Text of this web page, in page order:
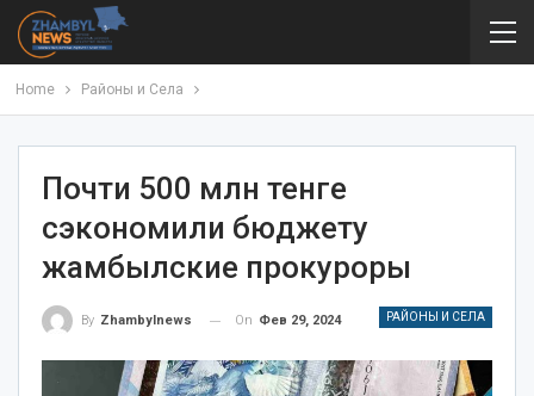
Home Районы и Села
Почти 500 млн тенге
сэкономили бюджету
жамбылские прокуроры
РАЙОНЫ И СЕЛА
By Zhambylnews On Фев 29, 2024